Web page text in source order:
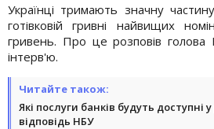
Українці тримають значну
готівковій гривні найвищих
гривень. Про це розповів
інтерв'ю.
Читайте також:
Які послуги банків будуть доступні у
відповідь НБУ